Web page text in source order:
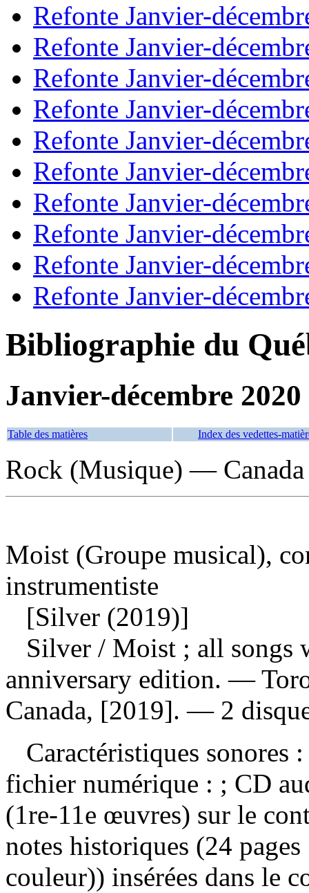
Refonte Janvier-
Refonte Janvier-
Refonte Janvier-
Refonte Janvier-
Refonte Janvier-
Refonte Janvier-
Refonte Janvier-
Refonte Janvier-
Refonte Janvier-
Refonte Janvier-
Bibliographie du
Janvier-décembre 2020
Table des matières Index des vedettes-
Rock (Musique) —
Moist (Groupe musical),
instrumentiste
[Silver (2019)]
Silver / Moist ; all
anniversary edition. —
Canada, [2019]. — 2
Caractéristiques sonores
fichier numérique : ; CD
(1re-11e œuvres) sur le
notes historiques (24
couleur)) insérées dans le